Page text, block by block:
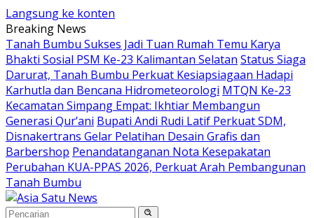
Langsung ke konten
Breaking News
Tanah Bumbu Sukses Jadi Tuan Rumah Temu Karya
Bhakti Sosial PSM Ke-23 Kalimantan Selatan Status Siaga
Darurat, Tanah Bumbu Perkuat Kesiapsiagaan Hadapi
Karhutla dan Bencana Hidrometeorologi MTQN Ke-23
Kecamatan Simpang Empat: Ikhtiar Membangun
Generasi Qur’ani Bupati Andi Rudi Latif Perkuat SDM,
Disnakertrans Gelar Pelatihan Desain Grafis dan
Barbershop Penandatanganan Nota Kesepakatan
Perubahan KUA-PPAS 2026, Perkuat Arah Pembangunan
Tanah Bumbu